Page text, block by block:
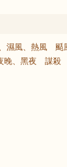
濕風、熱風 颳
晚、黑夜 謀殺